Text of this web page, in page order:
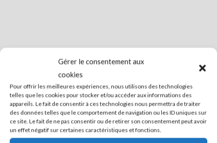
Gérer le consentement aux
cookies
Pour offrir les meilleures expériences, nous utilisons des technologies
telles que les cookies pour stocker et/ou accéder aux informations des
appareils. Le fait de consentir à ces technologies nous permettra de traiter
des données telles que le comportement de navigation ou les ID uniques sur
ce site. Le fait de ne pas consentir ou de retirer son consentement peut avoir
un effet négatif sur certaines caractéristiques et fonctions.